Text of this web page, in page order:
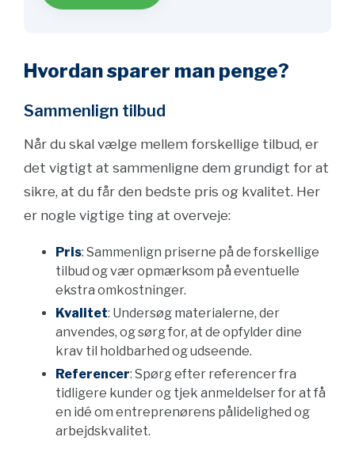
Hvordan sparer man penge?
Sammenlign tilbud
Når du skal vælge mellem forskellige tilbud, er
det vigtigt at sammenligne dem grundigt for at
sikre, at du får den bedste pris og kvalitet. Her
er nogle vigtige ting at overveje:
Pris: Sammenlign priserne på de forskellige
tilbud og vær opmærksom på eventuelle
ekstra omkostninger.
Kvalitet: Undersøg materialerne, der
anvendes, og sørg for, at de opfylder dine
krav til holdbarhed og udseende.
Referencer: Spørg efter referencer fra
tidligere kunder og tjek anmeldelser for at få
en idé om entreprenørens pålidelighed og
arbejdskvalitet.